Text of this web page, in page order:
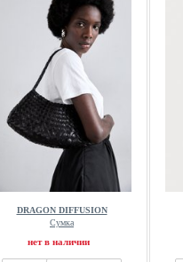
DRAGON DIFFUSION
Сумка
нет в наличии